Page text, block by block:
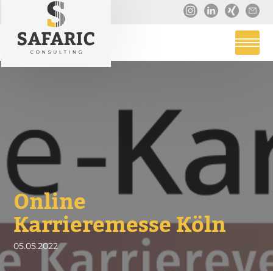
Online
Karrieremesse Köln
05.05.2022